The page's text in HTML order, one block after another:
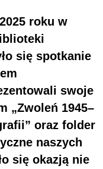
roku w
się spotkanie
swoje
„Zwoleń 1945–
oraz folder
naszych
się okazją nie